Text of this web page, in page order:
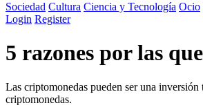
Sociedad Cultura Ciencia y Tecnología Ocio
Login Register
5 razones por las
Las criptomonedas pueden ser una inversión
criptomonedas.